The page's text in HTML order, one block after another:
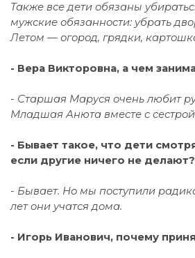
Также все дети обязаны
мужские обязанности: убрать
Летом — огород, грядки,
- Вера Викторовна, а чем
- Старшая Маруся очень любит
Младшая Анюта вместе с
- Бывает такое, что дети
если другие ничего не
- Бывает. Но мы поступили
лет они учатся дома.
- Игорь Иванович, почему